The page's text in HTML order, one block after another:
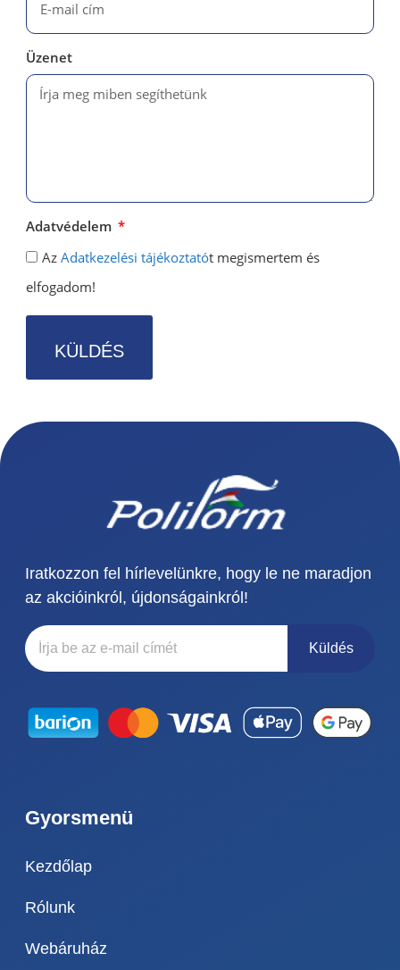
Üzenet
Adatvédelem
Az Adatkezelési tájékoztatót megismertem és
elfogadom!
KÜLDÉS
Iratkozzon fel hírlevelünkre, hogy le ne maradjon
az akcióinkról, újdonságainkról!
Küldés
Gyorsmenü
Kezdőlap
Rólunk
Webáruház